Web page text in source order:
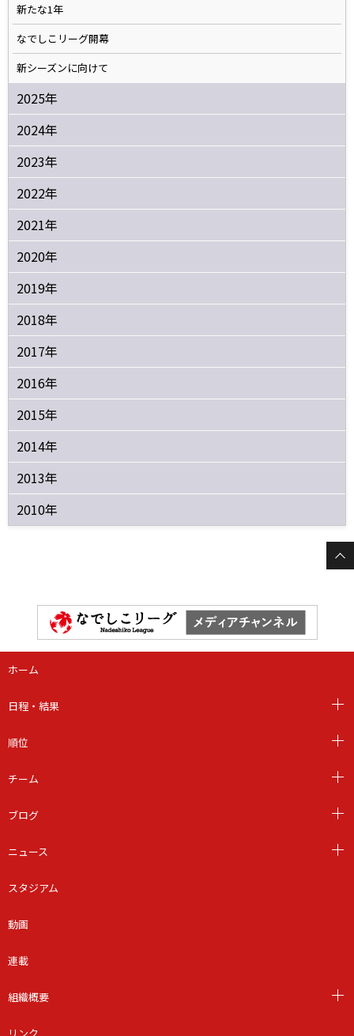
新たな1年
なでしこリーグ開幕
新シーズンに向けて
2025年
2024年
2023年
2022年
2021年
2020年
2019年
2018年
2017年
2016年
2015年
2014年
2013年
2010年
ホーム
日程・結果
順位
チーム
ブログ
ニュース
スタジアム
動画
連載
組織概要